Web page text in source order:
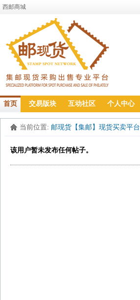
西邮商城
首页 交易版块 互动社区 个人中心
当前位置: 邮现货【集邮】现货买卖平台
该用户暂未发布任何帖子。